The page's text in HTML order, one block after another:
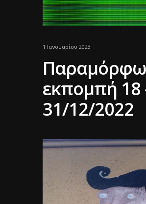
1 Ιανουαρίου 2023
εκπομπή 18
31/12/2022